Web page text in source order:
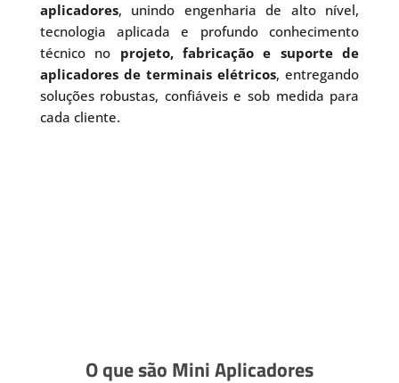
aplicadores, unindo engenharia de alto nível,
tecnologia aplicada e profundo conhecimento
técnico no projeto, fabricação e suporte de
aplicadores de terminais elétricos, entregando
soluções robustas, confiáveis e sob medida para
cada cliente.
O que são Mini Aplicadores